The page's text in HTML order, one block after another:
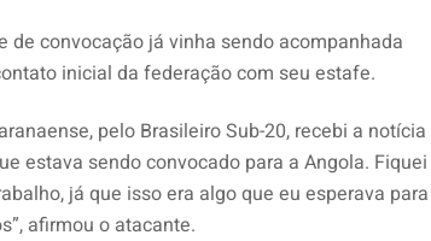
de convocação já vinha sendo acompanhada
inicial da federação com seu estafe.
pelo Brasileiro Sub-20, recebi a notícia
estava sendo convocado para a Angola. Fiquei
já que isso era algo que eu esperava para
afirmou o atacante.